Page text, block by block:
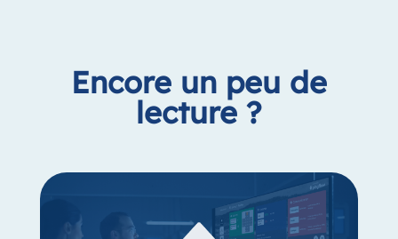
Encore un peu de
lecture ?